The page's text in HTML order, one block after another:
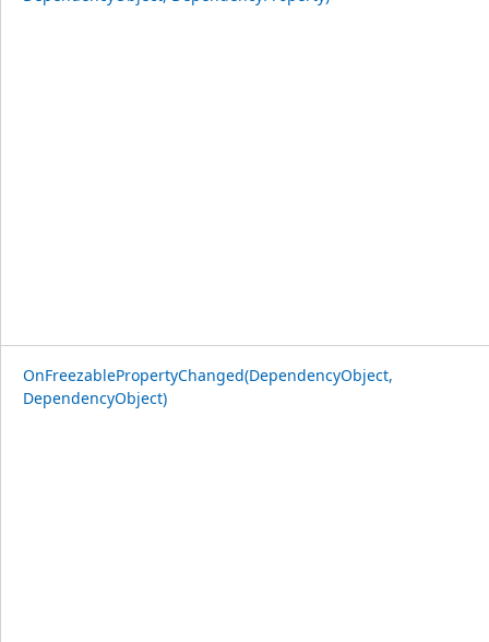
OnFreezablePropertyChanged(DependencyObject,
DependencyObject)